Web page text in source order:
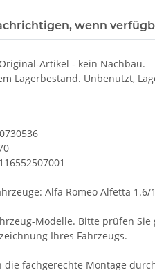
wenn
Artikel - kein Nachbau.
Lagerbestand. Unbenutzt,
Alfa Romeo Alfetta 1.6/
Modelle. Bitte prüfen
Ihres Fahrzeugs.
fachgerechte Montage